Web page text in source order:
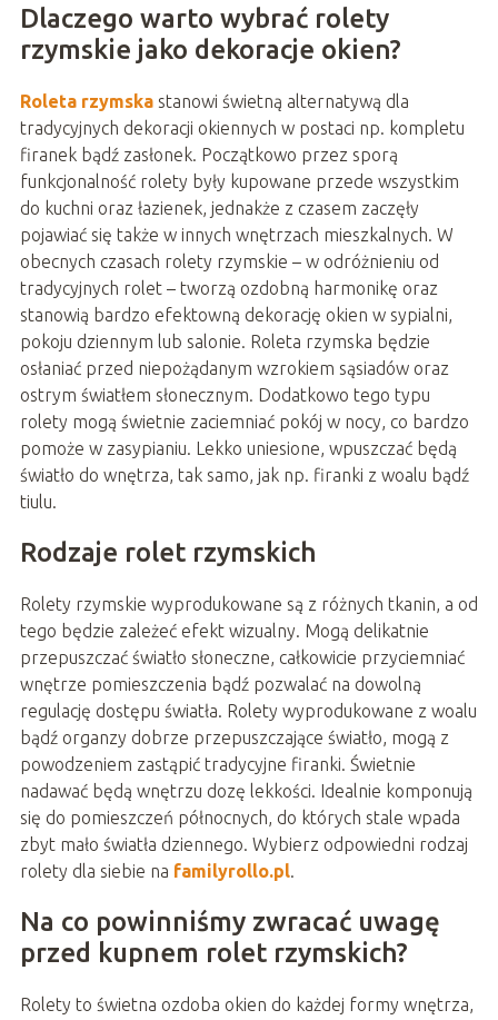
Dlaczego warto wybrać rolety
rzymskie jako dekoracje okien?
Roleta rzymskastanowi świetną alternatywą dla
tradycyjnych dekoracji okiennych w postaci np. kompletu
firanek bądź zasłonek. Początkowo przez sporą
funkcjonalność rolety były kupowane przede wszystkim
do kuchni oraz łazienek, jednakże z czasem zaczęły
pojawiać się także w innych wnętrzach mieszkalnych. W
obecnych czasach rolety rzymskie – w odróżnieniu od
tradycyjnych rolet – tworzą ozdobną harmonikę oraz
stanowią bardzo efektowną dekorację okien w sypialni,
pokoju dziennym lub salonie. Roleta rzymska będzie
osłaniać przed niepożądanym wzrokiem sąsiadów oraz
ostrym światłem słonecznym. Dodatkowo tego typu
rolety mogą świetnie zaciemniać pokój w nocy, co bardzo
pomoże w zasypianiu. Lekko uniesione, wpuszczać będą
światło do wnętrza, tak samo, jak np. firanki z woalu bądź
tiulu.
Rodzaje rolet rzymskich
Rolety rzymskie wyprodukowane są z różnych tkanin, a od
tego będzie zależeć efekt wizualny. Mogą delikatnie
przepuszczać światło słoneczne, całkowicie przyciemniać
wnętrze pomieszczenia bądź pozwalać na dowolną
regulację dostępu światła. Rolety wyprodukowane z woalu
bądź organzy dobrze przepuszczające światło, mogą z
powodzeniem zastąpić tradycyjne firanki. Świetnie
nadawać będą wnętrzu dozę lekkości. Idealnie komponują
się do pomieszczeń północnych, do których stale wpada
zbyt mało światła dziennego. Wybierz odpowiedni rodzaj
rolety dla siebie na familyrollo.pl.
Na co powinniśmy zwracać uwagę
przed kupnem rolet rzymskich?
Rolety to świetna ozdoba okien do każdej formy wnętrza,